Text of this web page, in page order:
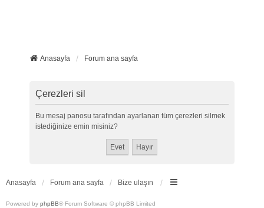
Anasayfa Forum ana sayfa
Çerezleri sil
Bu mesaj panosu tarafından ayarlanan tüm çerezleri silmek
istediğinize emin misiniz?
Anasayfa Forum ana sayfa Bize ulaşın
Powered by phpBB® Forum Software © phpBB Limited